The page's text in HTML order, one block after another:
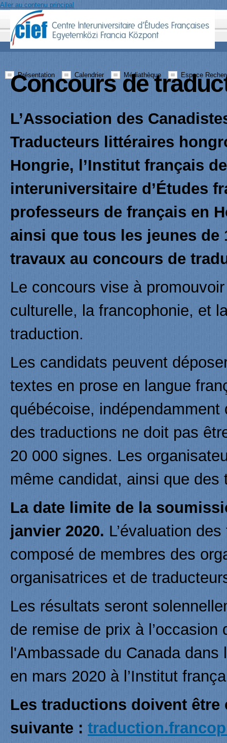
Aller au contenu principal
Présentation Calendrier Médiathèque Espace
Concours de
L’Association des
Traducteurs littéraires
Hongrie, l’Institut français
interuniversitaire d’Études
professeurs de français en
ainsi que tous les jeunes de
travaux au concours de
Le concours vise à
culturelle, la francophonie, et
traduction.
Les candidats peuvent
textes en prose en langue
québécoise, indépendamment
des traductions ne doit pas
20 000 signes. Les
même candidat, ainsi que
La date limite de la
janvier 2020. L’évaluation
composé de membres des
organisatrices et de
Les résultats seront
de remise de prix à
l'Ambassade du Canada
en mars 2020 à l’Institut
Les traductions doivent être
suivante :